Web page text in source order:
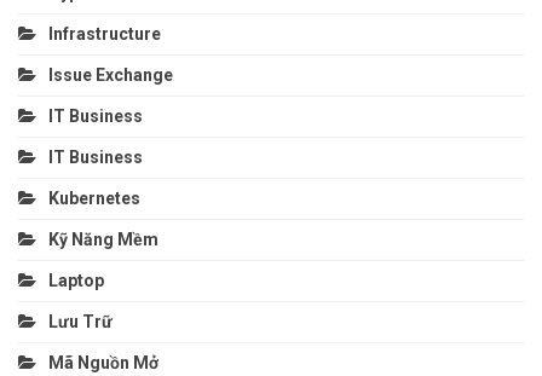
Infrastructure
Issue Exchange
IT Business
IT Business
Kubernetes
Kỹ Năng Mềm
Laptop
Lưu Trữ
Mã Nguồn Mở